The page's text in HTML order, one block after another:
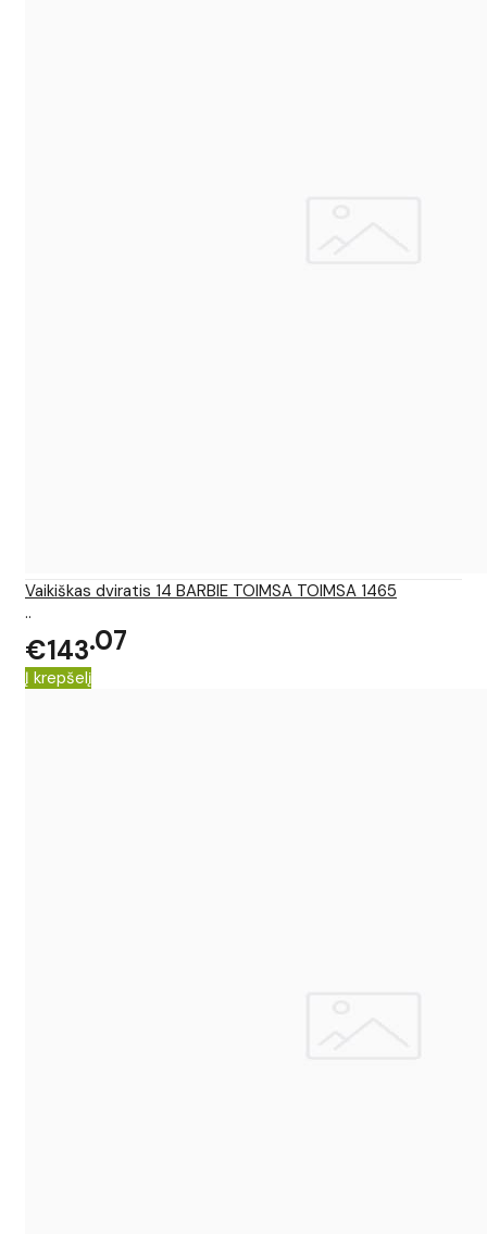
Vaikiškas dviratis 14 BARBIE TOIMSA TOIMSA 1465
..
€143 07
Į krepšelį